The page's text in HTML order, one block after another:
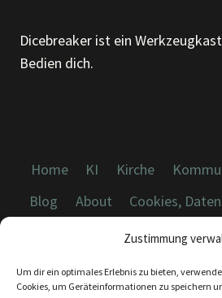
Zustimmung
Um dir ein optimales Erlebnis zu bieten,
Cookies, um Geräteinformationen zu speichern
Dicebreaker ist ein
Bedien dich.
Home KI Kirche
Blog
About Cookies,